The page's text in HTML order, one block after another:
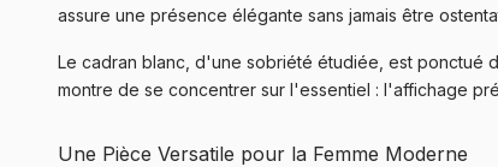
assure une présence élégante sans jamais être
Le cadran blanc, d'une sobriété étudiée, est ponctué
montre de se concentrer sur l'essentiel : l'affichage
Une Pièce Versatile pour la Femme Moderne